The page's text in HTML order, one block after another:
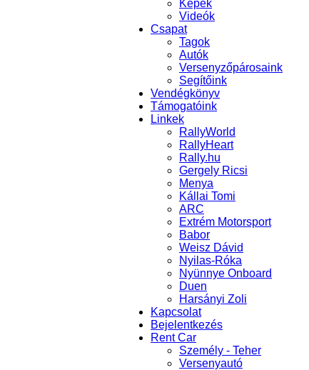
Képek
Videók
Csapat
Tagok
Autók
Versenyzőpárosaink
Segítőink
Vendégkönyv
Támogatóink
Linkek
RallyWorld
RallyHeart
Rally.hu
Gergely Ricsi
Menya
Kállai Tomi
ARC
Extrém Motorsport
Babor
Weisz Dávid
Nyilas-Róka
Nyünnye Onboard
Duen
Harsányi Zoli
Kapcsolat
Bejelentkezés
Rent Car
Személy - Teher
Versenyautó